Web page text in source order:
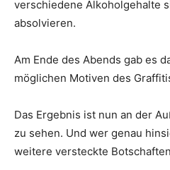
verschiedene Alkoholgehalte
absolvieren.
Am Ende des Abends gab es
möglichen Motiven des
Das Ergebnis ist nun an der
zu sehen. Und wer genau
weitere versteckte